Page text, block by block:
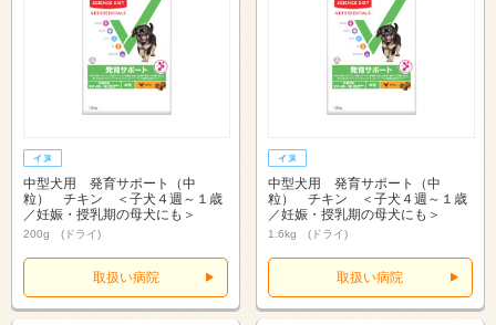
中型犬用 発育サポート（中
粒） チキン ＜子犬４週～１歳
／妊娠・授乳期の母犬にも＞
200g (ドライ)
取扱い病院
中型犬用 発育サポート（中
粒） チキン ＜子犬４週～１歳
／妊娠・授乳期の母犬にも＞
1.6kg (ドライ)
取扱い病院